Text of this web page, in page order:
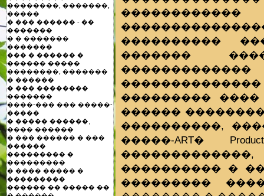
��������, �������,
�����
� ��� ������ - ��
�������
� � �������
�������
��� � ������ �
������ �����
��������, �������
� ������
� ��� ��������
�������
����-��� ��� �����-
�����
� ����� ������,
���� ������
� ��� ������ � ���
������
��������� �
���������
� ���� ����� �
���������
������ �� ����� ��
����������
�������
���������
������
����������,
�����-ART�
���������� �
���������